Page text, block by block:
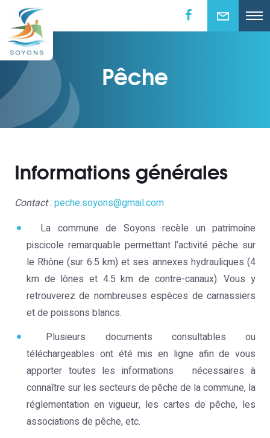
Pêche
Informations générales
Contact: peche.soyons@gmail.com
La commune de Soyons recèle un patrimoine
piscicole remarquable permettant l’activité pêche sur
le Rhône (sur 6.5 km) et ses annexes hydrauliques (4
km de lônes et 4.5 km de contre-canaux). Vous y
retrouverez de nombreuses espèces de carnassiers
et de poissons blancs.
Plusieurs documents consultables ou
téléchargeables ont été mis en ligne afin de vous
apporter toutes les informations nécessaires à
connaître sur les secteurs de pêche de la commune, la
réglementation en vigueur, les cartes de pêche, les
associations de pêche, etc.